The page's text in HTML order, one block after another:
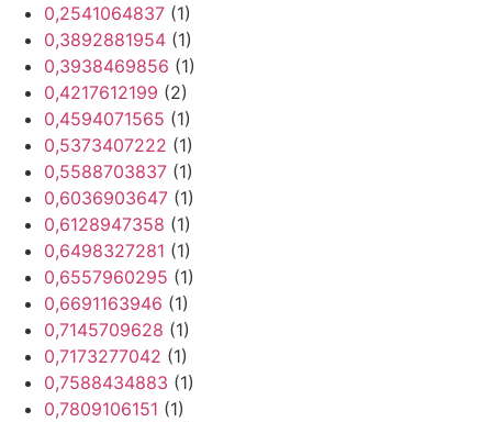
0,2541064837 (1)
0,3892881954 (1)
0,3938469856 (1)
0,4217612199 (2)
0,4594071565 (1)
0,5373407222 (1)
0,5588703837 (1)
0,6036903647 (1)
0,6128947358 (1)
0,6498327281 (1)
0,6557960295 (1)
0,6691163946 (1)
0,7145709628 (1)
0,7173277042 (1)
0,7588434883 (1)
0,7809106151 (1)